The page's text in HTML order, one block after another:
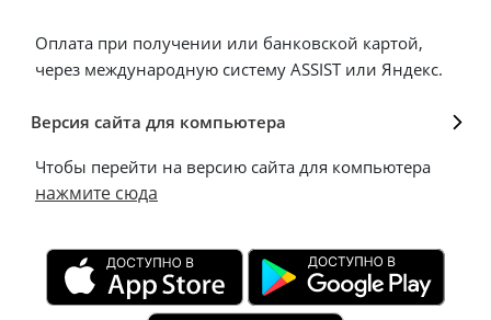
Оплата при получении или банковской картой,
через международную систему ASSIST или Яндекс.
Версия сайта для компьютера
Чтобы перейти на версию сайта для компьютера
нажмите сюда